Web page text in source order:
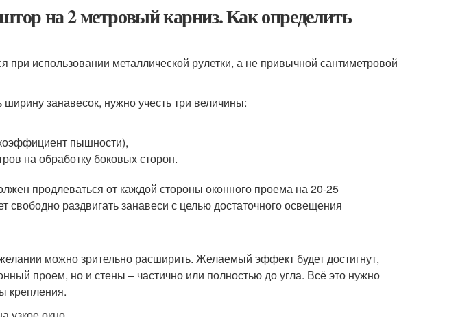
на 2 метровый карниз. Как определить
использовании металлической рулетки, а не привычной сантиметровой
занавесок, нужно учесть три величины:
пышности),
на обработку боковых сторон.
продлеваться от каждой стороны оконного проема на 20-25
свободно раздвигать занавеси с целью достаточного освещения
можно зрительно расширить. Желаемый эффект будет достигнут,
проем, но и стены – частично или полностью до угла. Всё это нужно
крепления.